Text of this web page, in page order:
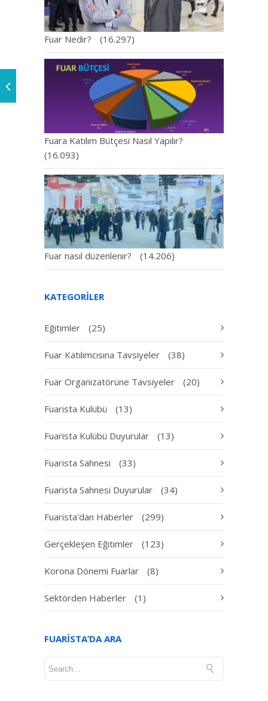
Fuar Nedir? (16.297)
Fuara Katılım Bütçesi Nasıl Yapılır?
(16.093)
Fuar nasıl düzenlenir? (14.206)
KATEGORILER
Eğitimler (25)
Fuar Katılımcısına Tavsiyeler (38)
Fuar Organizatörüne Tavsiyeler (20)
Fuarista Kulübü (13)
Fuarista Kulübü Duyurular (13)
Fuarista Sahnesi (33)
Fuarista Sahnesi Duyurular (34)
Fuarista'dan Haberler (299)
Gerçekleşen Eğitimler (123)
Korona Dönemi Fuarlar (8)
Sektörden Haberler (1)
FUARISTA’DA ARA